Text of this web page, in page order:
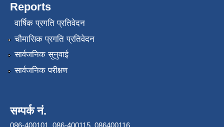
Reports
वार्षिक प्रगति प्रतिवेदन
चौमासिक प्रगति प्रतिवेदन
सार्वजनिक सुनुवाई
सार्वजनिक परीक्षण
सम्पर्क नं.
086-400101, 086-400115, 086400116